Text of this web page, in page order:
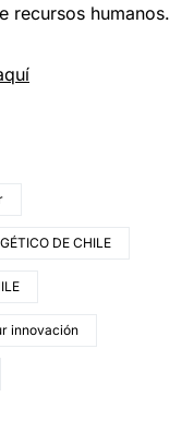
recursos humanos.
DE CHILE
innovación